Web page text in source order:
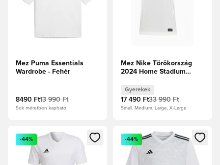
Mez Puma Essentials
Wardrobe - Fehér
8490 Ft13 990 Ft
Sok méretben kapható
Mez Nike Törökország
2024 Home Stadium
Gyerekek
17 490 Ft33 990 Ft
Small, Medium, Large, X-Large
Megnyit egy modált a bejelentkezéshez vagy a tagként
-44%
Megnyit egy modált a
-44%